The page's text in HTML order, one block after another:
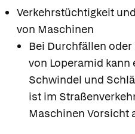
Verkehrstüchtigkeit
von Maschinen
Bei Durchfällen
von Loperamid kann
Schwindel und
ist im
Maschinen Vorsicht